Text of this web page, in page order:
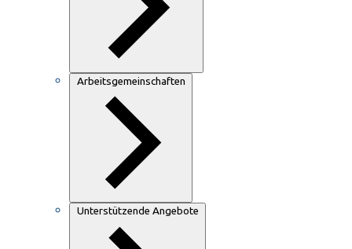
Arbeitsgemeinschaften
Unterstützende Angebote